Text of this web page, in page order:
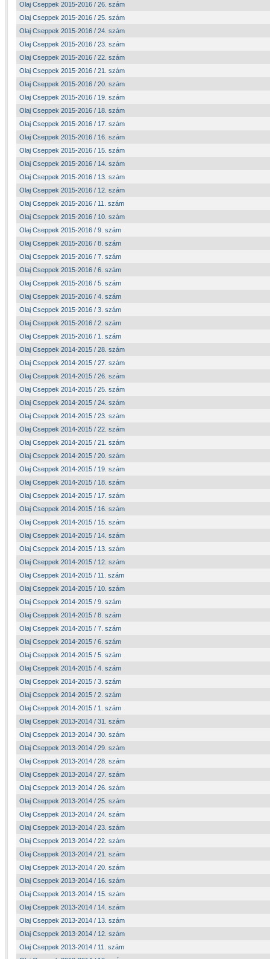
Olaj Cseppek 2015-2016 / 26. szám
Olaj Cseppek 2015-2016 / 25. szám
Olaj Cseppek 2015-2016 / 24. szám
Olaj Cseppek 2015-2016 / 23. szám
Olaj Cseppek 2015-2016 / 22. szám
Olaj Cseppek 2015-2016 / 21. szám
Olaj Cseppek 2015-2016 / 20. szám
Olaj Cseppek 2015-2016 / 19. szám
Olaj Cseppek 2015-2016 / 18. szám
Olaj Cseppek 2015-2016 / 17. szám
Olaj Cseppek 2015-2016 / 16. szám
Olaj Cseppek 2015-2016 / 15. szám
Olaj Cseppek 2015-2016 / 14. szám
Olaj Cseppek 2015-2016 / 13. szám
Olaj Cseppek 2015-2016 / 12. szám
Olaj Cseppek 2015-2016 / 11. szám
Olaj Cseppek 2015-2016 / 10. szám
Olaj Cseppek 2015-2016 / 9. szám
Olaj Cseppek 2015-2016 / 8. szám
Olaj Cseppek 2015-2016 / 7. szám
Olaj Cseppek 2015-2016 / 6. szám
Olaj Cseppek 2015-2016 / 5. szám
Olaj Cseppek 2015-2016 / 4. szám
Olaj Cseppek 2015-2016 / 3. szám
Olaj Cseppek 2015-2016 / 2. szám
Olaj Cseppek 2015-2016 / 1. szám
Olaj Cseppek 2014-2015 / 28. szám
Olaj Cseppek 2014-2015 / 27. szám
Olaj Cseppek 2014-2015 / 26. szám
Olaj Cseppek 2014-2015 / 25. szám
Olaj Cseppek 2014-2015 / 24. szám
Olaj Cseppek 2014-2015 / 23. szám
Olaj Cseppek 2014-2015 / 22. szám
Olaj Cseppek 2014-2015 / 21. szám
Olaj Cseppek 2014-2015 / 20. szám
Olaj Cseppek 2014-2015 / 19. szám
Olaj Cseppek 2014-2015 / 18. szám
Olaj Cseppek 2014-2015 / 17. szám
Olaj Cseppek 2014-2015 / 16. szám
Olaj Cseppek 2014-2015 / 15. szám
Olaj Cseppek 2014-2015 / 14. szám
Olaj Cseppek 2014-2015 / 13. szám
Olaj Cseppek 2014-2015 / 12. szám
Olaj Cseppek 2014-2015 / 11. szám
Olaj Cseppek 2014-2015 / 10. szám
Olaj Cseppek 2014-2015 / 9. szám
Olaj Cseppek 2014-2015 / 8. szám
Olaj Cseppek 2014-2015 / 7. szám
Olaj Cseppek 2014-2015 / 6. szám
Olaj Cseppek 2014-2015 / 5. szám
Olaj Cseppek 2014-2015 / 4. szám
Olaj Cseppek 2014-2015 / 3. szám
Olaj Cseppek 2014-2015 / 2. szám
Olaj Cseppek 2014-2015 / 1. szám
Olaj Cseppek 2013-2014 / 31. szám
Olaj Cseppek 2013-2014 / 30. szám
Olaj Cseppek 2013-2014 / 29. szám
Olaj Cseppek 2013-2014 / 28. szám
Olaj Cseppek 2013-2014 / 27. szám
Olaj Cseppek 2013-2014 / 26. szám
Olaj Cseppek 2013-2014 / 25. szám
Olaj Cseppek 2013-2014 / 24. szám
Olaj Cseppek 2013-2014 / 23. szám
Olaj Cseppek 2013-2014 / 22. szám
Olaj Cseppek 2013-2014 / 21. szám
Olaj Cseppek 2013-2014 / 20. szám
Olaj Cseppek 2013-2014 / 16. szám
Olaj Cseppek 2013-2014 / 15. szám
Olaj Cseppek 2013-2014 / 14. szám
Olaj Cseppek 2013-2014 / 13. szám
Olaj Cseppek 2013-2014 / 12. szám
Olaj Cseppek 2013-2014 / 11. szám